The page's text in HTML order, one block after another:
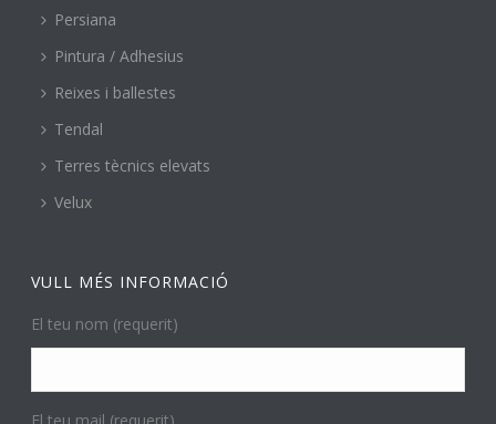
Persiana
Pintura / Adhesius
Reixes i ballestes
Tendal
Terres tècnics elevats
Velux
VULL MÉS INFORMACIÓ
El teu nom (requerit)